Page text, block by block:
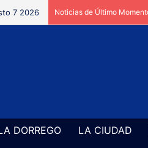
7 2026 Noticias de Último
DORREGO LA CIUDAD